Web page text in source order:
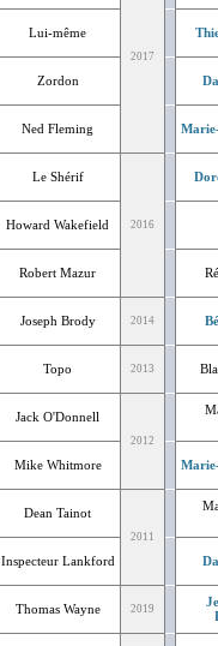
2017
Lui-même
Zordon
Ned Fleming
Le Shérif
2016
Howard Wakefield
Robert Mazur
Joseph Brody 2014
Topo 2013
Jack O'Donnell
2012
Mike Whitmore
Dean Tainot
2011
Inspecteur Lankford
Thomas Wayne 2019